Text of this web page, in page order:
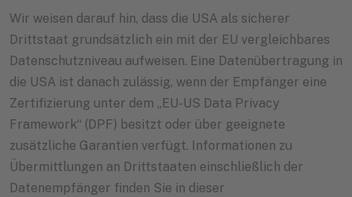
Wir weisen darauf hin, dass die USA als sicherer
Drittstaat grundsätzlich ein mit der EU vergleichbares
Datenschutzniveau aufweisen. Eine Datenübertragung in
die USA ist danach zulässig, wenn der Empfänger eine
Zertifizierung unter dem „EU-US Data Privacy
Framework“ (DPF) besitzt oder über geeignete
zusätzliche Garantien verfügt. Informationen zu
Übermittlungen an Drittstaaten einschließlich der
Datenempfänger finden Sie in dieser